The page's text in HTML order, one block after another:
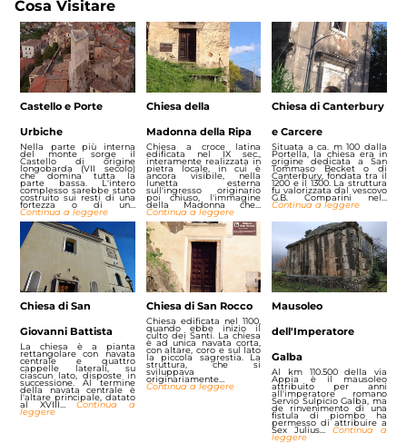
Cosa Visitare
Castello e Porte
Urbiche
Nella parte più interna
del monte sorge il
Castello di origine
longobarda (VII secolo)
che domina tutta la
parte bassa. L'intero
complesso sarebbe stato
costruito sui resti di una
fortezza o di un…
Continua a leggere
Chiesa della
Madonna della Ripa
Chiesa a croce latina
edificata nel IX sec.,
interamente realizzata in
pietra locale, in cui è
ancora visibile, nella
lunetta esterna
sull'ingresso originario
poi chiuso, l'immagine
della Madonna che…
Continua a leggere
Chiesa di Canterbury
e Carcere
Situata a ca. m 100 dalla
Portella, la chiesa era in
origine dedicata a San
Tommaso Becket o di
Canterbury, fondata tra il
1200 e il 1300. La struttura
fu valorizzata dal vescovo
G.B. Comparini nel…
Continua a leggere
Chiesa di San
Giovanni Battista
La chiesa è a pianta
rettangolare con navata
centrale e quattro
cappelle laterali, su
ciascun lato, disposte in
successione. Al termine
della navata centrale è
l'altare principale, datato
al XVIII…Continua a
leggere
Chiesa di San Rocco
Chiesa edificata nel 1100,
quando ebbe inizio il
culto dei Santi. La chiesa
è ad unica navata corta,
con altare, coro e sul lato
la piccola sagrestia. La
struttura, che si
sviluppava
originariamente…
Continua a leggere
Mausoleo
dell'Imperatore
Galba
Al km 110.500 della via
Appia è il mausoleo
attribuito per anni
all'imperatore romano
Servio Sulpicio Galba, ma
de rinvenimento di una
fistula di piombo ha
permesso di attribuire a
Sex Julius…Continua a
leggere